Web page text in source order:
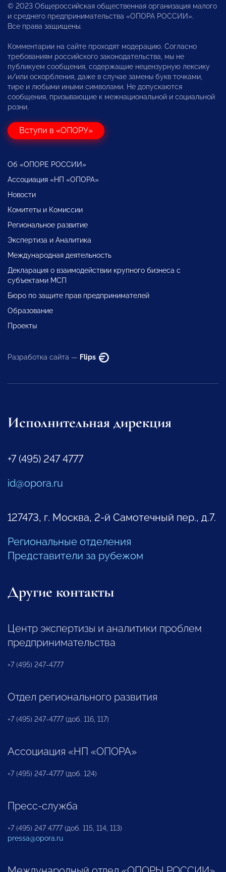
© 2023 Общероссийская общественная организация малого
и среднего предпринимательства «ОПОРА РОССИИ».
Все права защищены.
Комментарии на сайте проходят модерацию. Согласно
требованиям российского законодательства, мы не
публикуем сообщения, содержащие нецензурную лексику
и/или оскорбления, даже в случае замены букв точками,
тире и любыми иными символами. Не допускаются
сообщения, призывающие к межнациональной и социальной
розни.
Вступи в «ОПОРУ»
Об «ОПОРЕ РОССИИ»
Ассоциация «НП «ОПОРА»
Новости
Комитеты и Комиссии
Региональное развитие
Экспертиза и Аналитика
Международная деятельность
Декларация о взаимодействии крупного бизнеса с
субъектами МСП
Бюро по защите прав предпринимателей
Образование
Проекты
Разработка сайта — Flips
Исполнительная дирекция
+7 (495) 247 4777
id@opora.ru
127473, г. Москва, 2-й Самотечный пер., д.7.
Региональные отделения
Представители за рубежом
Другие контакты
Центр экспертизы и аналитики проблем
предпринимательства
+7 (495) 247-4777
Отдел регионального развития
+7 (495) 247-4777 (доб. 116, 117)
Ассоциация «НП «ОПОРА»
+7 (495) 247-4777 (доб. 124)
Пресс-служба
+7 (495) 247 4777 (доб. 115, 114, 113)
pressa@opora.ru